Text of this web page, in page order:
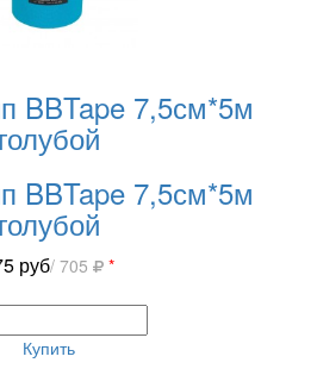
BBTape 7,5см*5м
голубой
BBTape 7,5см*5м
голубой
руб/ 705 *
Купить